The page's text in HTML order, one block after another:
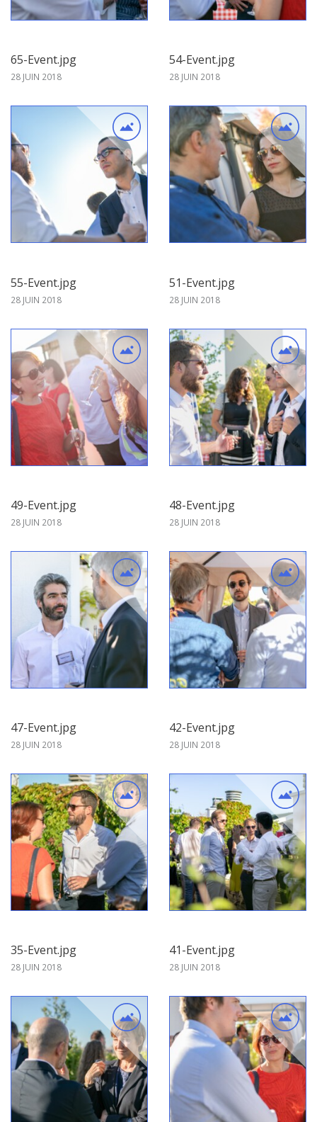
65-Event.jpg
28 JUIN 2018
54-Event.jpg
28 JUIN 2018
55-Event.jpg
28 JUIN 2018
51-Event.jpg
28 JUIN 2018
49-Event.jpg
28 JUIN 2018
48-Event.jpg
28 JUIN 2018
47-Event.jpg
28 JUIN 2018
42-Event.jpg
28 JUIN 2018
35-Event.jpg
28 JUIN 2018
41-Event.jpg
28 JUIN 2018